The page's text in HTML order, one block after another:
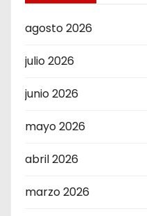
agosto 2026
julio 2026
junio 2026
mayo 2026
abril 2026
marzo 2026